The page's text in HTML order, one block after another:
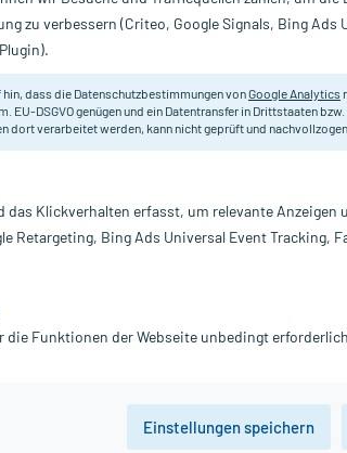
für kurze Zeit:Gratis-Versand* ab 19€
60 St
Darreichung:
Hersteller:
zu verbessern (Criteo, Google Signals, Bing Ads
dass die Datenschutzbestimmungen vonGoogle Analytics
EU-DSGVO genügen und ein Datentransfer in Drittstaaten
dort verarbeitet werden, kann nicht geprüft und
das Klickverhalten erfasst, um relevante Anzeigen
Retargeting, Bing Ads Universal Event Tracking,
die Funktionen der Webseite unbedingt
Einstellungen speichern